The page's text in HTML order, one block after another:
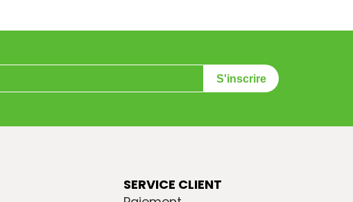
S'inscrire
SERVICE CLIENT